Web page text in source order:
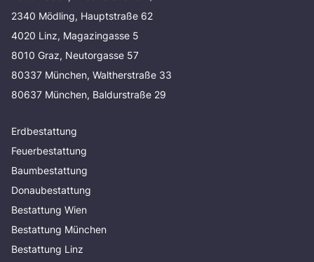
2340 Mödling, Hauptstraße 62
4020 Linz, Magazingasse 5
8010 Graz, Neutorgasse 57
80337 München, Waltherstraße 33
80637 München, Baldurstraße 29
Erdbestattung
Feuerbestattung
Baumbestattung
Donaubestattung
Bestattung Wien
Bestattung München
Bestattung Linz